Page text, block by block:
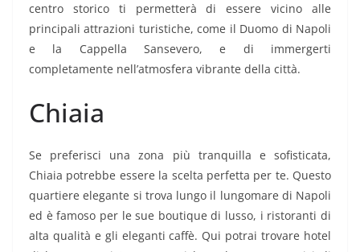
centro storico ti permetterà di essere vicino alle
principali attrazioni turistiche, come il Duomo di Napoli
e la Cappella Sansevero, e di immergerti
completamente nell’atmosfera vibrante della città.
Chiaia
Se preferisci una zona più tranquilla e sofisticata,
Chiaia potrebbe essere la scelta perfetta per te. Questo
quartiere elegante si trova lungo il lungomare di Napoli
ed è famoso per le sue boutique di lusso, i ristoranti di
alta qualità e gli eleganti caffè. Qui potrai trovare hotel